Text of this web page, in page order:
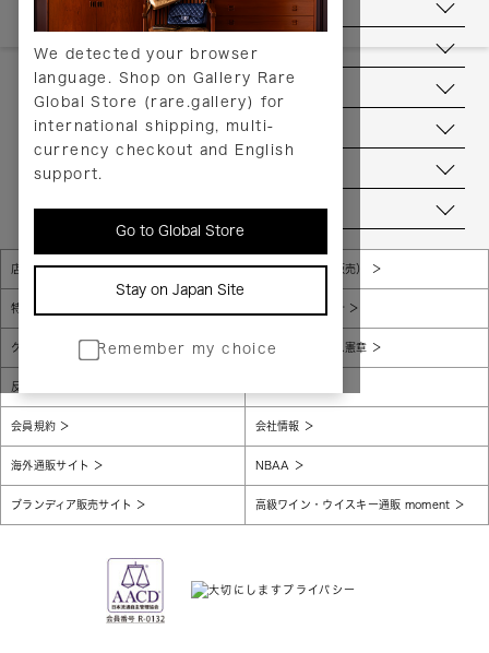
We detected your browser
language. Shop on Gallery Rare
Global Store (rare.gallery) for
international shipping, multi-
currency checkout and English
support.
Go to Global Store
Stay on Japan Site
Remember my choice
送料について
返品について
ヘルプ
お問い合わせ
当店について
店舗一覧 販売規約（店頭販売）
特定商取引法に基づく表示 個人情報保護方針
グローバルプライバシーポリシー コンプライアンス憲章
反社会的勢力に対する基本方針
会員規約 会社情報
海外通販サイト NBAA
ブランディア販売サイト 高級ワイン・ウイスキー通販 moment